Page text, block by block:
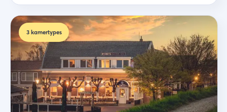
3 kamertypes